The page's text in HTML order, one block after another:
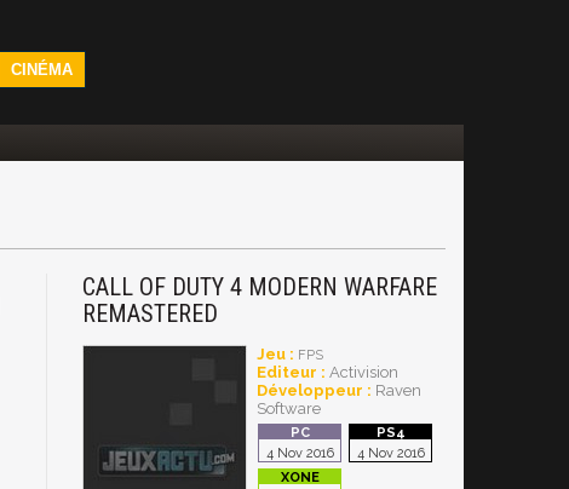
CINÉMA
CALL OF DUTY 4 MODERN WARFARE
REMASTERED
Jeu : FPS
Editeur : Activision
Développeur : Raven
Software
4 Nov 2016 4 Nov 2016